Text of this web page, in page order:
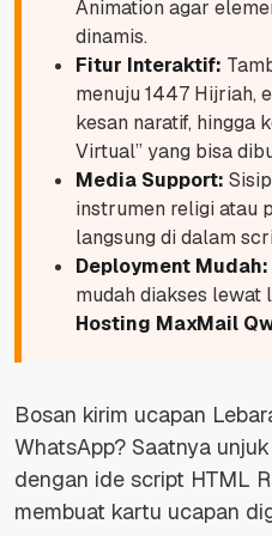
Animation agar
dinamis.
Fitur Interaktif:
menuju 1447 Hijriah,
kesan naratif, hingga
Virtual” yang bisa
Media Support:
instrumen religi atau
langsung di dalam
Deployment Mudah:
mudah diakses lewat
Hosting MaxMail
Bosan kirim ucapan
WhatsApp? Saatnya
dengan ide script HTML
membuat kartu ucapan